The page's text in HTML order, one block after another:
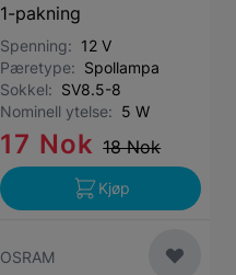
1-pakning
Spenning: 12 V
Pæretype: Spollampa
Sokkel: SV8.5-8
Nominell ytelse: 5 W
17 Nok 18 Nok
Kjøp
OSRAM